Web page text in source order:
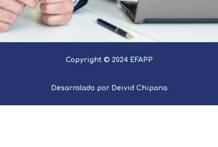
Copyright © 2024 EFAPP
Desarrolado por Deivid Chipana